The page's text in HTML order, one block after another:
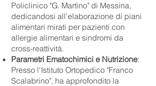
Policlinico "G. Martino" di Messina,
dedicandosi all'elaborazione di piani
alimentari mirati per pazienti con
allergie alimentari e sindromi da
cross-reattività.
Parametri Ematochimici e Nutrizione:
Presso l'Istituto Ortopedico "Franco
Scalabrino", ha approfondito la